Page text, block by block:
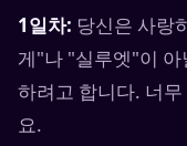
1일차: 당신은 사랑
게"나 "실루엣"이
하려고 합니다. 너
요.